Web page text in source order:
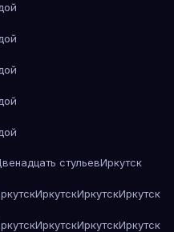
стульевИркутск
ИркутскИркутскИркутск
ИркутскИркутскИркутск